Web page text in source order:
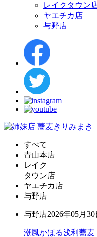
レイクタウン
ヤエチカ店
与野店
すべて
青山本店
レイク
タウン店
ヤエチカ店
与野店
与野店2026年05月30
潮風かほる浅利蕎麦